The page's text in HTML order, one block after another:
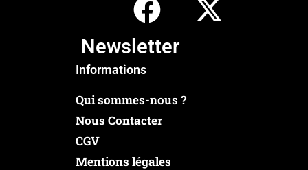
Newsletter
Informations
Qui sommes-nous ?
Nous Contacter
CGV
Mentions légales